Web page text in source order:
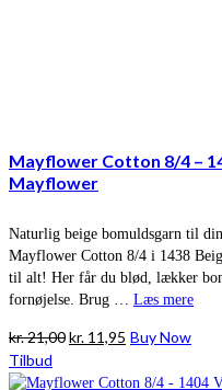
Mayflower Cotton 8/4 –
Mayflower
Naturlig beige bomuldsgarn til
Mayflower Cotton 8/4 i 1438
til alt! Her får du blød, lækker
fornøjelse. Brug … Læs mere
kr.21,00Den
pris
kr. 11,95 Den
pris
Buy Now
Tilbud